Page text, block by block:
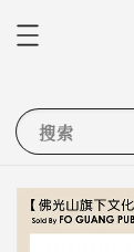
搜索